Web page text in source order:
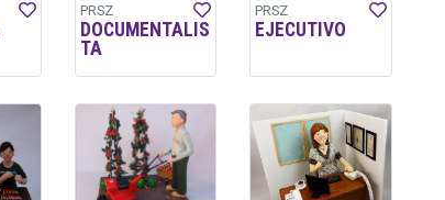
PRSZ
DOCUMENTALIS
TA
PRSZ
EJECUTIVO